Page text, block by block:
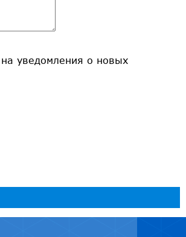
на уведомления о новых